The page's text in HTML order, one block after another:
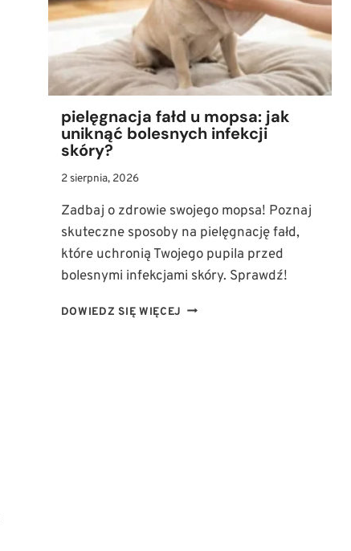
OBLICZE
RASY
pielęgnacja fałd u mopsa: jak
uniknąć bolesnych infekcji
skóry?
2 sierpnia, 2026
Zadbaj o zdrowie swojego mopsa! Poznaj
skuteczne sposoby na pielęgnację fałd,
które uchronią Twojego pupila przed
bolesnymi infekcjami skóry. Sprawdź!
DOWIEDZ SIĘ WIĘCEJ PIELĘGNACJA